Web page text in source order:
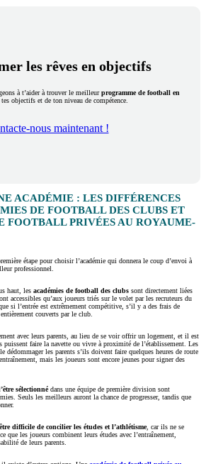
les rêves en objectifs
à t’aider à trouver le meilleurprogramme de football en
objectifs et de ton niveau de compétence.
nous maintenant !
ACADÉMIE : LES DIFFÉRENCES
DE FOOTBALL DES CLUBS ET
FOOTBALL PRIVÉES AU ROYAUME-
étape pour choisir l’académie qui donnera le coup d’envoi à
professionnel.
haut, les académies de football des clubs sont directement liées
accessibles qu’aux joueurs triés sur le volet par les recruteurs du
si l’entrée est extrêmement compétitive, s’il y a des frais de
couverts par le club.
avec leurs parents, au lieu de se voir offrir un logement, et il est
puissent faire la navette ou vivre à proximité de l’établissement. Les
dédommager les parents s’ils doivent faire quelques heures de route
mais les joueurs sont encore jeunes pour signer des
sélectionnédans une équipe de première division sont
Seuls les meilleurs auront la chance de progresser, tandis que
difficile de concilier les études et l’athlétisme, car ils ne se
que les joueurs combinent leurs études avec l’entraînement,
de leurs parents.